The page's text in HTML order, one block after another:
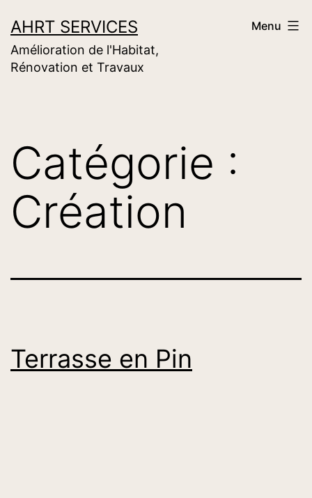
au
contenu
AHRT SERVICES
Amélioration de l'Habitat,
Rénovation et Travaux
Menu
Catégorie :
Création
Terrasse en Pin